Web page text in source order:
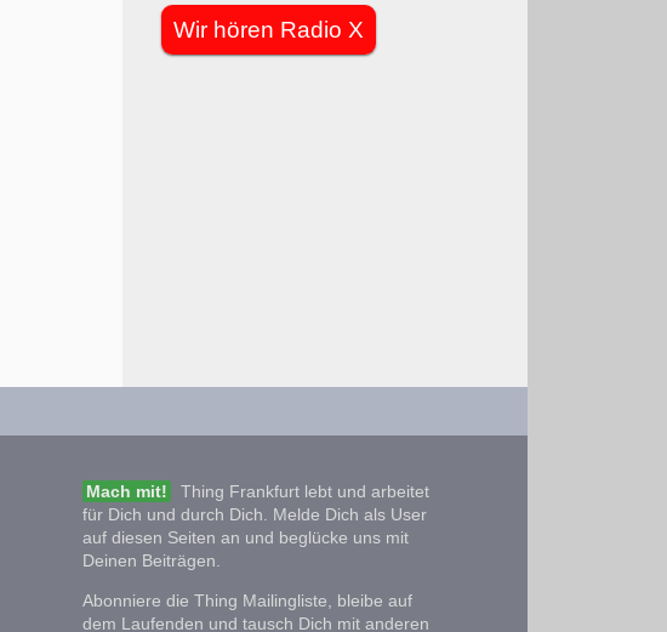
Wir hören Radio X
Mach mit!
Thing Frankfurt lebt und arbeitet
für Dich und durch Dich. Melde Dich als User
auf diesen Seiten an und beglücke uns mit
Deinen Beiträgen.
Abonniere die Thing Mailingliste, bleibe auf
dem Laufenden und tausch Dich mit anderen